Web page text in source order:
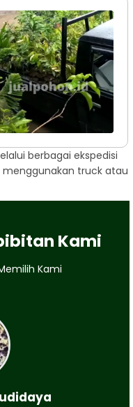
berbagai ekspedisi
menggunakan truck atau
Kami
Kami